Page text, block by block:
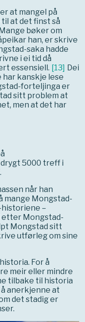
at mangel på
at det finst så
bøker om
han, er skrive
saka hadde
i ei tid då
essensiell. [13] Dei
kanskje lese
forteljinga er
sitt problem at
men at det har
5000 treff i
når han
mange Mongstad-
–
Mongstad-
Mongstad sitt
utførleg om sine
For å
meir eller mindre
tilbake til historia
anerkjenne at
det stadig er